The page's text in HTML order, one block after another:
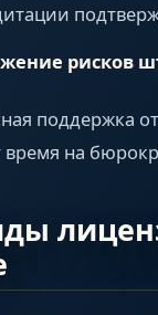
рисков
поддержка от
на